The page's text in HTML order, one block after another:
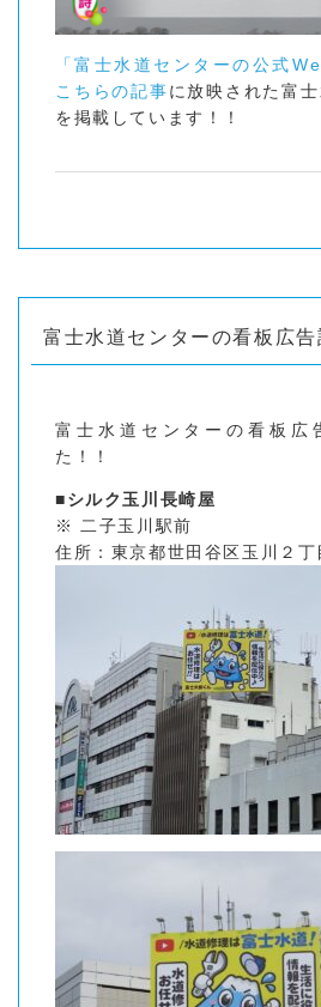
「富士水道センターの公式
こちらの記事に放映された富
を掲載しています！！
富士水道センターの看板広
富士水道センターの看板広
た！！
■シルク玉川長崎屋
※ 二子玉川駅前
住所：東京都世田谷区玉川２丁